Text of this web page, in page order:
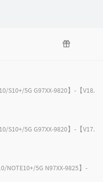
章
S10+/5G G97XX-9820】-【V18.
S10+/5G G97XX-9820】-【V17.
NOTE10+/5G N97XX-9825】-